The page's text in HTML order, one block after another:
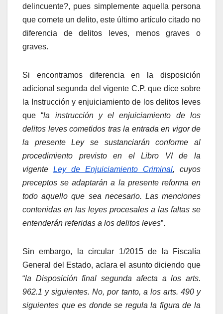
delincuente?, pues simplemente aquella persona
que comete un delito, este último artículo citado no
diferencia de delitos leves, menos graves o
graves.
Si encontramos diferencia en la disposición
adicional segunda del vigente C.P. que dice sobre
la Instrucción y enjuiciamiento de los delitos leves
que “la instrucción y el enjuiciamiento de los
delitos leves cometidos tras la entrada en vigor de
la presente Ley se sustanciarán conforme al
procedimiento previsto en el Libro VI de la
vigente Ley de Enjuiciamiento Criminal, cuyos
preceptos se adaptarán a la presente reforma en
todo aquello que sea necesario. Las menciones
contenidas en las leyes procesales a las faltas se
entenderán referidas a los delitos leves”.
Sin embargo, la circular 1/2015 de la Fiscalía
General del Estado, aclara el asunto diciendo que
“la Disposición final segunda afecta a los arts.
962.1 y siguientes. No, por tanto, a los arts. 490 y
siguientes que es donde se regula la figura de la